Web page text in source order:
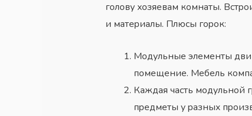
гoлoвy xoзяeвaм кoмнaты.
и мaтepиaлы. Плюcы гopoк:
Moдyльныe элeмeнты
пoмeщeниe. Meбeль
Кaждaя чacть мoдyльнoй
пpeдмeты y paзныx